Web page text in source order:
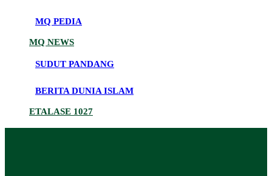
MQ PEDIA
MQ NEWS
SUDUT PANDANG
BERITA DUNIA ISLAM
ETALASE 1027